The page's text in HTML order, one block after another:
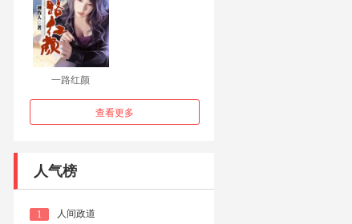
一路红颜
查看更多
人气榜
1 人间政道